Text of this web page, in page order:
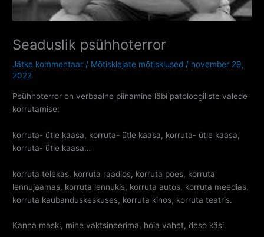
Seaduslik psühhoterror
Jätke kommentaar / Mõtisklejate mõtisklused / november 29,
2022
Psühhoterror on verbaalne piinamine läbi patoloogiliste valede
korrutamise:
korruta- ütle kaasa, korruta- ütle kaasa, korruta- ütle kaasa,
korruta- ütle kaasa…
korruta telekas, korruta raadios, korruta poes, korruta
lennujaamas, korruta lennukis, korruta autos, korruta meedias,
korruta kaubanduskeskuses, korruta kinos, korruta teatris.
Kanna maski, mine vaktsineerima, hoia vahet, deso käsi.